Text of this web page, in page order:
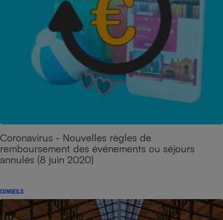
Coronavirus - Nouvelles règles de
remboursement des événements ou séjours
annulés (8 juin 2020)
CONSEILS